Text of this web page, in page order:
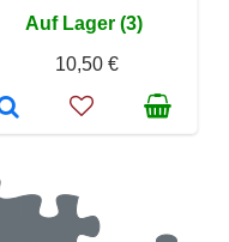
Auf Lager (3)
10,50 €